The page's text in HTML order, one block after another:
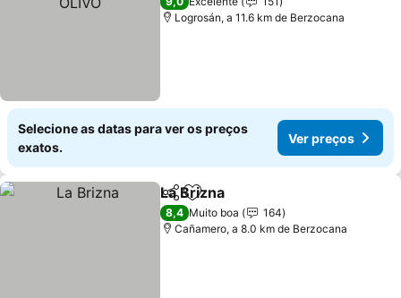
Logrosán, a 11.6 km de Berzocana
Selecione as datas para ver os preços
exatos.
Ver preços
PartilharAdicionar aos favoritos
La Brizna
8,4 Muito boa
164
Cañamero, a 8.0 km de Berzocana